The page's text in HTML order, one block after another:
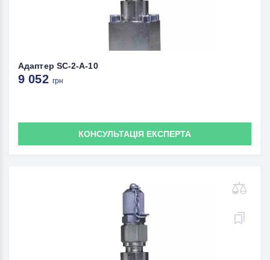
Адаптер SC-2-A-10
9 052 грн
КОНСУЛЬТАЦІЯ ЕКСПЕРТА